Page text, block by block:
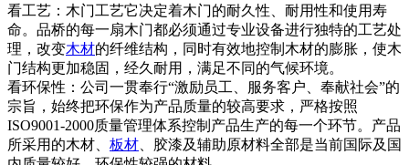
看工艺：木门工艺它决定着木门的耐久性、耐用性和使用寿
命。品桥的每一扇木门都必须通过专业设备进行独特的工艺处
理，改变木材的纤维结构，同时有效地控制木材的膨胀，使木
门结构更加稳固，经久耐用，满足不同的气候环境。
看环保性：公司一贯奉行“激励员工、服务客户、奉献社会”的
宗旨，始终把环保作为产品质量的较高要求，严格按照
ISO9001-2000质量管理体系控制产品生产的每一个环节。产品
所采用的木材、 板材 、胶漆及辅助原材料全部是当前国际及国